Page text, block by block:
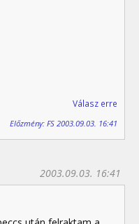
Válasz erre
Előzmény: FS 2003.09.03. 16:41
2003.09.03. 16:41